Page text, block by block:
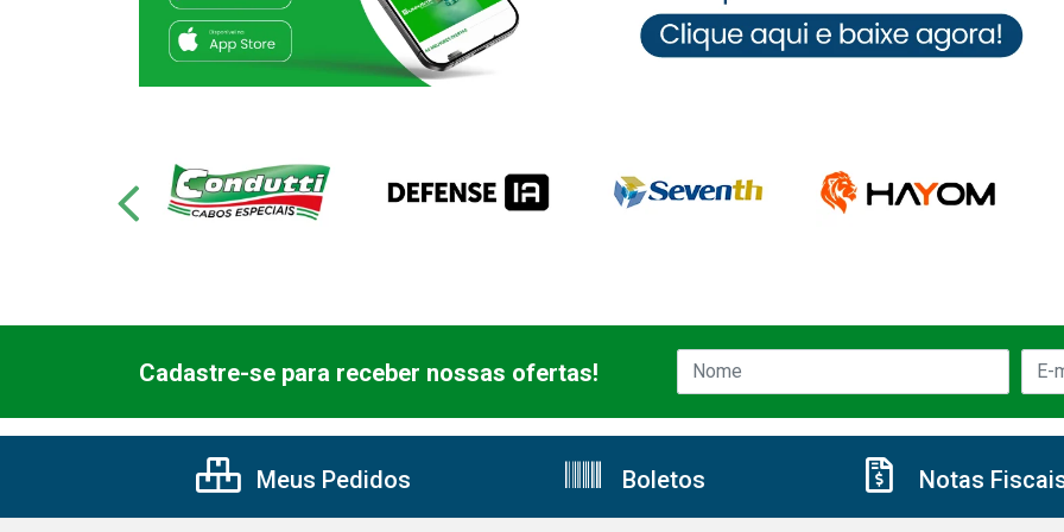
Cadastre-se para receber nossas ofertas!
Meus Pedidos Boletos Notas